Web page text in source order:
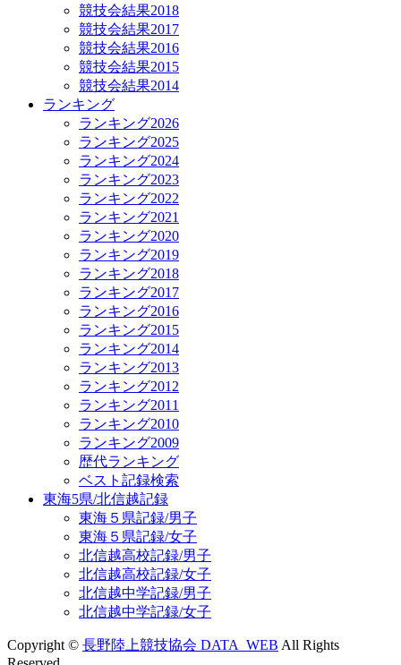
競技会結果2018
競技会結果2017
競技会結果2016
競技会結果2015
競技会結果2014
ランキング
ランキング2026
ランキング2025
ランキング2024
ランキング2023
ランキング2022
ランキング2021
ランキング2020
ランキング2019
ランキング2018
ランキング2017
ランキング2016
ランキング2015
ランキング2014
ランキング2013
ランキング2012
ランキング2011
ランキング2010
ランキング2009
歴代ランキング
ベスト記録検索
東海5県/北信越記録
東海５県記録/男子
東海５県記録/女子
北信越高校記録/男子
北信越高校記録/女子
北信越中学記録/男子
北信越中学記録/女子
Copyright © 長野陸上競技協会 DATA_WEB All Rights